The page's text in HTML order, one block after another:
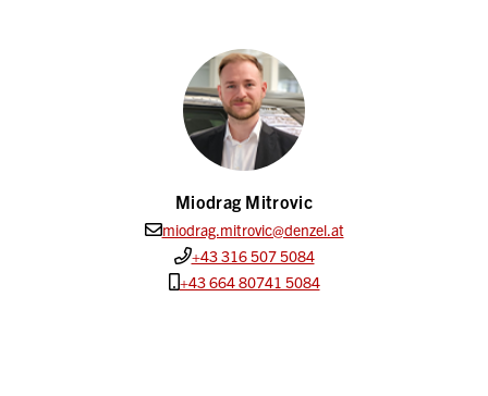
Miodrag Mitrovic
miodrag.mitrovic@denzel.at
+43 316 507 5084
+43 664 80741 5084